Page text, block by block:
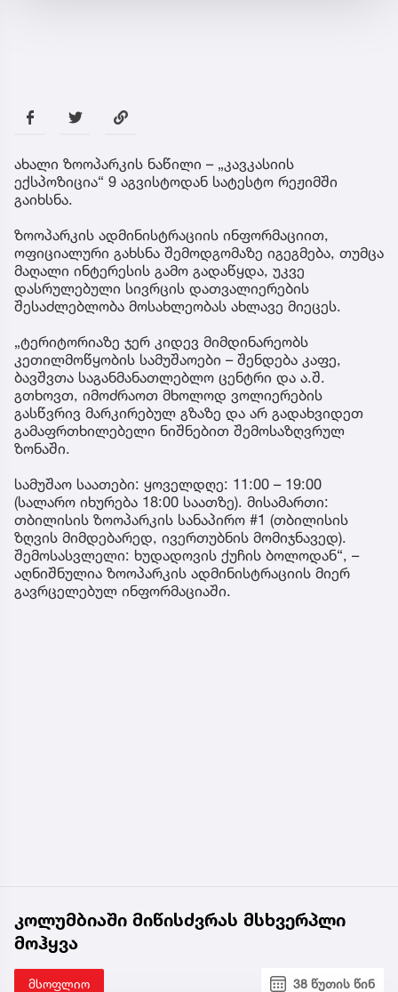
ახალი ზოოპარკის ნაწილი – „კავკასიის
ექსპოზიცია“ 9 აგვისტოდან სატესტო რეჟიმში
გაიხსნა.
ზოოპარკის ადმინისტრაციის ინფორმაციით,
ოფიციალური გახსნა შემოდგომაზე იგეგმება, თუმცა
მაღალი ინტერესის გამო გადაწყდა, უკვე
დასრულებული სივრცის დათვალიერების
შესაძლებლობა მოსახლეობას ახლავე მიეცეს.
„ტერიტორიაზე ჯერ კიდევ მიმდინარეობს
კეთილმოწყობის სამუშაოები – შენდება კაფე,
ბავშვთა საგანმანათლებლო ცენტრი და ა.შ.
გთხოვთ, იმოძრაოთ მხოლოდ ვოლიერების
გასწვრივ მარკირებულ გზაზე და არ გადახვიდეთ
გამაფრთხილებელი ნიშნებით შემოსაზღვრულ
ზონაში.
სამუშაო საათები: ყოველდღე: 11:00 – 19:00
(სალარო იხურება 18:00 საათზე). მისამართი:
თბილისის ზოოპარკის სანაპირო #1 (თბილისის
ზღვის მიმდებარედ, ივერთუბნის მომიჯნავედ).
შემოსასვლელი: ხუდადოვის ქუჩის ბოლოდან“, –
აღნიშნულია ზოოპარკის ადმინისტრაციის მიერ
გავრცელებულ ინფორმაციაში.
კოლუმბიაში მიწისძვრას მსხვერპლი
მოჰყვა
მსოფლიო 38 წუთის წინ